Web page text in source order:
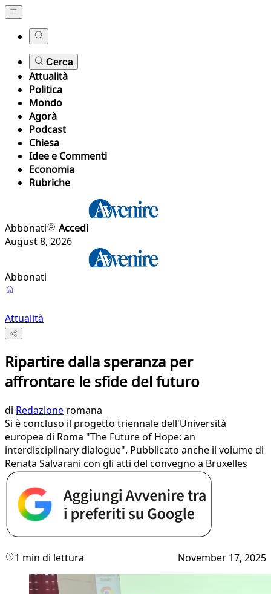
Cerca
Attualità
Politica
Mondo
Agorà
Podcast
Chiesa
Idee e Commenti
Economia
Rubriche
Abbonati
Accedi
August 8, 2026
Abbonati
Attualità
Ripartire dalla speranza per
affrontare le sfide del futuro
di Redazione romana
Si è concluso il progetto triennale dell'Università
europea di Roma "The Future of Hope: an
interdisciplinary dialogue". Pubblicato anche il volume di
Renata Salvarani con gli atti del convegno a Bruxelles
1 min di lettura November 17, 2025